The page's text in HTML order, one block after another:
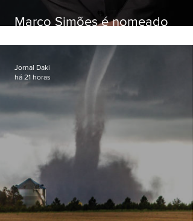
Marco Simões é nomeado
Jornal Daki
há 21 horas